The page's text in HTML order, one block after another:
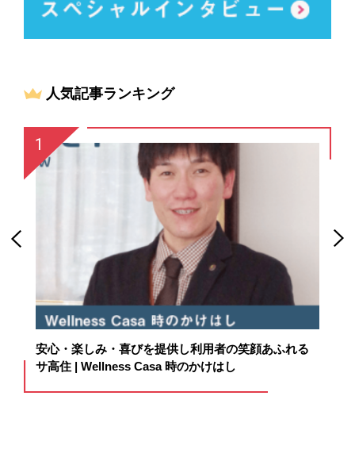
人気記事ランキング
安心・楽しみ・喜びを提供し利用者の笑顔あふれる
サ高住 | Wellness Casa 時のかけはし